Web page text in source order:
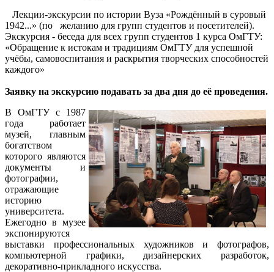
Лекции-экскурсии по истории Вуза «Рождённый в суровый
1942...» (по желанию для групп студентов и посетителей).
Экскурсия - беседа для всех групп студентов 1 курса ОмГТУ:
«Обращение к истокам и традициям ОмГТУ для успешной
учёбы, самовоспитания и раскрытия творческих способностей
каждого»
Заявку на экскурсию подавать за два дня до её проведения.
В ОмГТУ с 1987
года работает
музей, главным
богатством
которого являются
документы и
фотографии,
отражающие
историю
университета.
Ежегодно в музее
экспонируются
выставки профессиональных художников и фотографов,
компьютерной графики, дизайнерских разработок,
декоративно-прикладного искусства.